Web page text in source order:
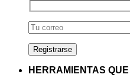
HERRAMIENTAS